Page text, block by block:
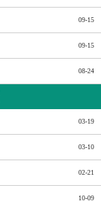
09-15
09-15
08-24
03-19
03-10
02-21
10-09